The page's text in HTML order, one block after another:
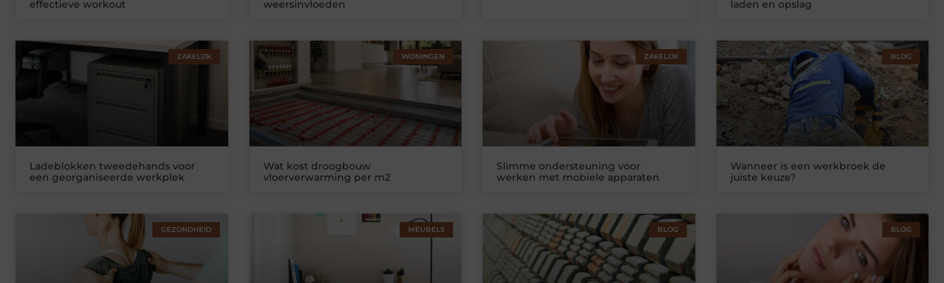
effectieve workout
weersinvloeden
laden en opslag
ZAKELIJK
Ladeblokken tweedehands voor
een georganiseerde werkplek
WONINGEN
Wat kost droogbouw
vloerverwarming per m2
ZAKELIJK
Slimme ondersteuning voor
werken met mobiele apparaten
BLOG
Wanneer is een werkbroek de
juiste keuze?
GEZONDHEID MEUBELS BLOG BLOG